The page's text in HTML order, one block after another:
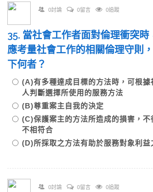
0討論 0留言 0追蹤
35. 當社會工作者面對倫理衝突時
應考量社會工作的相關倫理守則
下何者？
(A)有多種達成目標的方法時，可根據
人判斷選擇所使用的服務方法
(B)尊重案主自我的決定
(C)保護案主的方法所造成的損害，不
不相符合
(D)所採取之方法有助於服務對象利益
0討論 0留言 0追蹤